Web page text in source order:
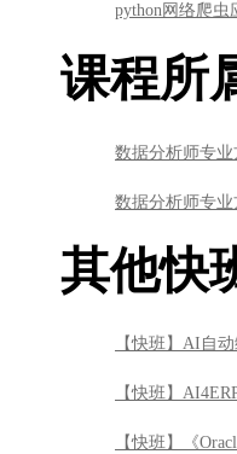
python网络爬虫
课程所
数据分析师专
数据分析师专
其他快
【快班】AI自
【快班】
【快班】《